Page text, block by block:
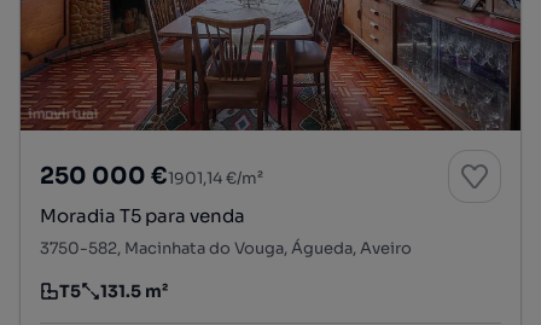
250 000 €1901,14 €/m²
Moradia T5 para venda
3750-582, Macinhata do Vouga, Águeda, Aveiro
Tipologia
T5
Preço por metro quadrado
131.5 m²